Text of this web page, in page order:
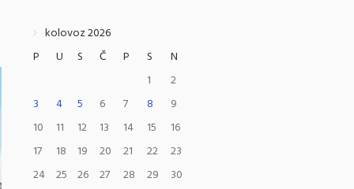
kolovoz 2026
P
U S Č P S
N
1
2
3
4 5 6 7 8
9
10
11 12 13 14 15
16
17
18 19 20 21 22
23
24
25 26 27 28 29
30